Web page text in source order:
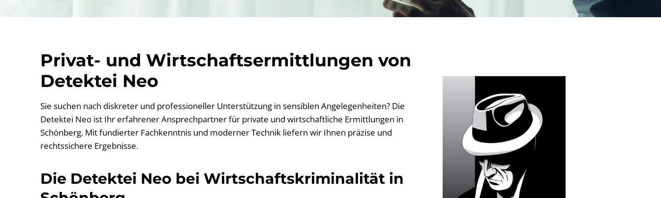
Privat- und Wirtschaftsermittlungen von
Detektei Neo
Sie suchen nach diskreter und professioneller Unterstützung in sensiblen Angelegenheiten? Die
Detektei Neo ist Ihr erfahrener Ansprechpartner für private und wirtschaftliche Ermittlungen in
Schönberg. Mit fundierter Fachkenntnis und moderner Technik liefern wir Ihnen präzise und
rechtssichere Ergebnisse.
Die Detektei Neo bei Wirtschaftskriminalität in